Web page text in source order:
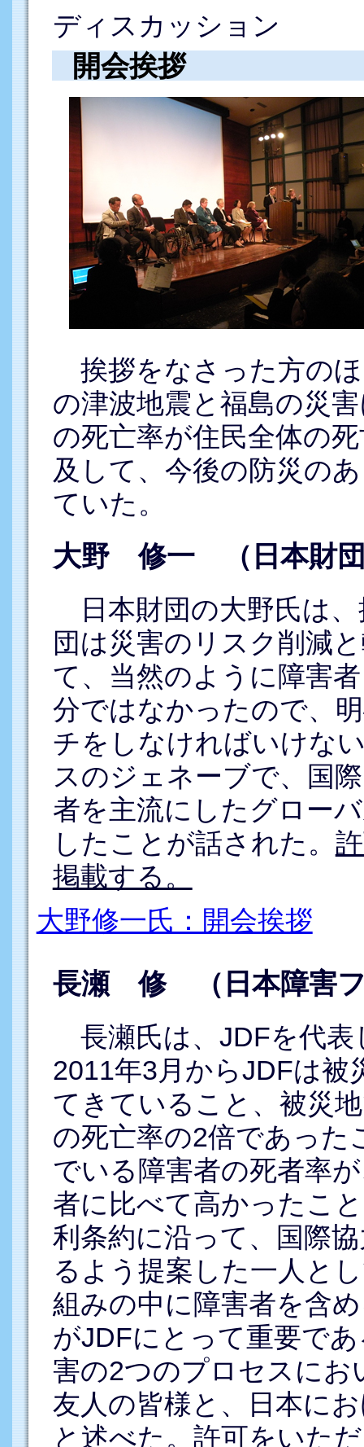
ディスカッション
開会挨拶
挨拶をなさった方の
の津波地震と福島の災
の死亡率が住民全体の
及して、今後の防災の
ていた。
大野 修一 （日本財団
日本財団の大野氏は、
団は災害のリスク削減
て、当然のように障害
分ではなかったので、
チをしなければいけな
スのジェネーブで、国
者を主流にしたグロー
したことが話された。
掲載する。
大野修一氏：開会挨拶
長瀬 修 （日本障害フ
長瀬氏は、JDFを代表
2011年3月からJDFは被
てきていること、被災
の死亡率の2倍であった
でいる障害者の死者率
者に比べて高かったこ
利条約に沿って、国際
るよう提案した一人と
組みの中に障害者を含
がJDFにとって重要で
害の2つのプロセスにお
友人の皆様と、日本に
と述べた。 許可をいた